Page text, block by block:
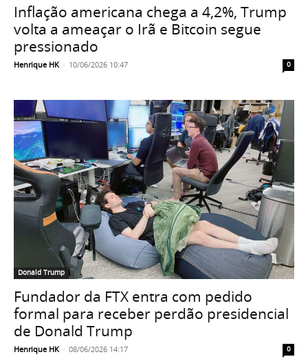
Inflação americana chega a 4,2%, Trump
volta a ameaçar o Irã e Bitcoin segue
pressionado
Henrique HK - 10/06/2026 10:47 0
Donald Trump
Fundador da FTX entra com pedido
formal para receber perdão presidencial
de Donald Trump
Henrique HK - 08/06/2026 14:17 0